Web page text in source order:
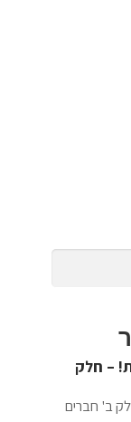
– חלק
ב' חברים